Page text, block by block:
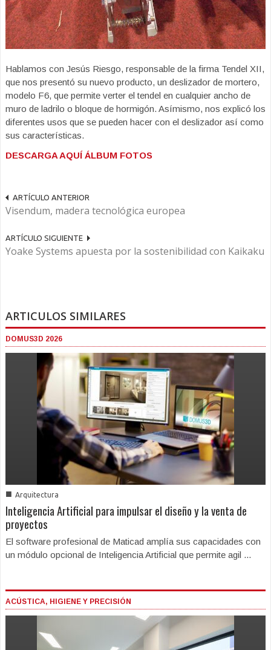
Hablamos con Jesús Riesgo, responsable de la firma Tendel XII,
que nos presentó su nuevo producto, un deslizador de mortero,
modelo F6, que permite verter el tendel en cualquier ancho de
muro de ladrilo o bloque de hormigón. Asímismo, nos explicó los
diferentes usos que se pueden hacer con el deslizador así como
sus características.
DESCARGA AQUÍ ÁLBUM FOTOS
ARTÍCULO ANTERIOR
Visendum, madera tecnológica europea
ARTÍCULO SIGUIENTE
Yoake Systems apuesta por la sostenibilidad con Kaikaku
ARTICULOS SIMILARES
DOMUS3D 2026
■ Arquitectura
Inteligencia Artificial para impulsar el diseño y la venta de
proyectos
El software profesional de Maticad amplía sus capacidades con
un módulo opcional de Inteligencia Artificial que permite agil ...
ACÚSTICA, HIGIENE Y PRECISIÓN